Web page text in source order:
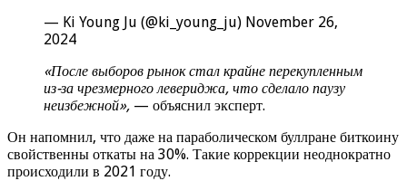
— Ki Young Ju (@ki_young_ju) November 26,
2024
«После выборов рынок стал крайне перекупленным
из-за чрезмерного левериджа, что сделало паузу
неизбежной», — объяснил эксперт.
Он напомнил, что даже на параболическом буллране биткоину
свойственны откаты на 30%. Такие коррекции неоднократно
происходили в 2021 году.